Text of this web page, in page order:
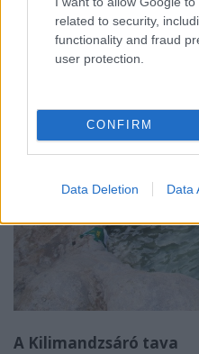
related to security,
functionality and fraud
user protection.
CONFIRM
Data Deletion Data
A Kilimandzsáró tava